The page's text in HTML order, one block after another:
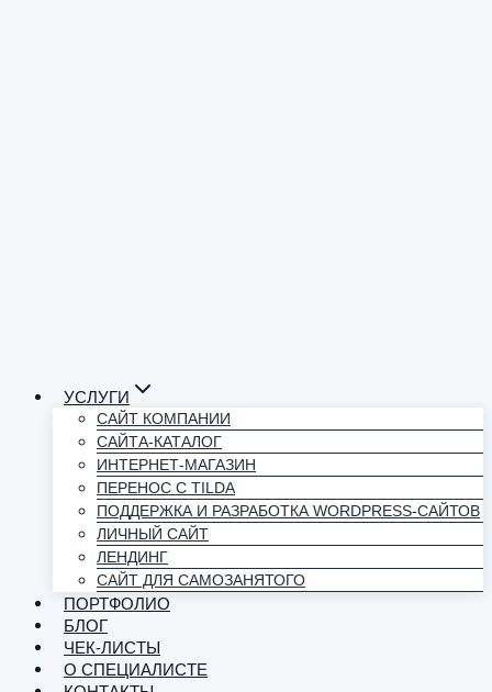
УСЛУГИ
САЙТ КОМПАНИИ
САЙТА-КАТАЛОГ
ИНТЕРНЕТ-МАГАЗИН
ПЕРЕНОС С TILDA
ПОДДЕРЖКА И РАЗРАБОТКА WORDPRESS-САЙТОВ
ЛИЧНЫЙ САЙТ
ЛЕНДИНГ
САЙТ ДЛЯ САМОЗАНЯТОГО
ПОРТФОЛИО
БЛОГ
ЧЕК-ЛИСТЫ
О СПЕЦИАЛИСТЕ